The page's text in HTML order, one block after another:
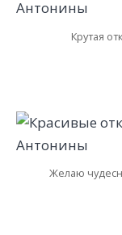
Крутая
Желаю